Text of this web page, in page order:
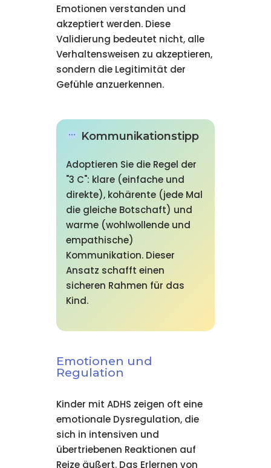
Emotionen verstanden und
akzeptiert werden. Diese
Validierung bedeutet nicht, alle
Verhaltensweisen zu akzeptieren,
sondern die Legitimität der
Gefühle anzuerkennen.
Kommunikationstipp
Adoptieren Sie die Regel der
"3 C": klare (einfache und
direkte), kohärente (jede Mal
die gleiche Botschaft) und
warme (wohlwollende und
empathische)
Kommunikation. Dieser
Ansatz schafft einen
sicheren Rahmen für das
Kind.
Emotionen und
Regulation
Kinder mit ADHS zeigen oft eine
emotionale Dysregulation, die
sich in intensiven und
übertriebenen Reaktionen auf
Reize äußert. Das Erlernen von